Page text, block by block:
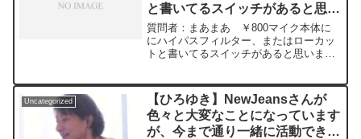
と書いてるスイッチがあると思い
ます。オンにするとファンの音と
か、低音のノイズが軽減されます
よ！ー ひろゆき切り抜き
質問者：まあまあ ￥800マイク本体に
にハイパスフィルター、またはローカッ
トと書いてるスイッチがあると思いま
か、低音のノイズが軽減されますよ！元
動画：日本は出来ない理由を...
Uncategorized
【ひろゆき】NewJeansさんが
色々と大変なことになっています
が、今まで通り一緒に活動できん